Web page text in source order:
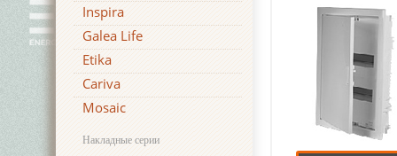
Inspira
Galea Life
Etika
Cariva
Mosaic
Накладные серии